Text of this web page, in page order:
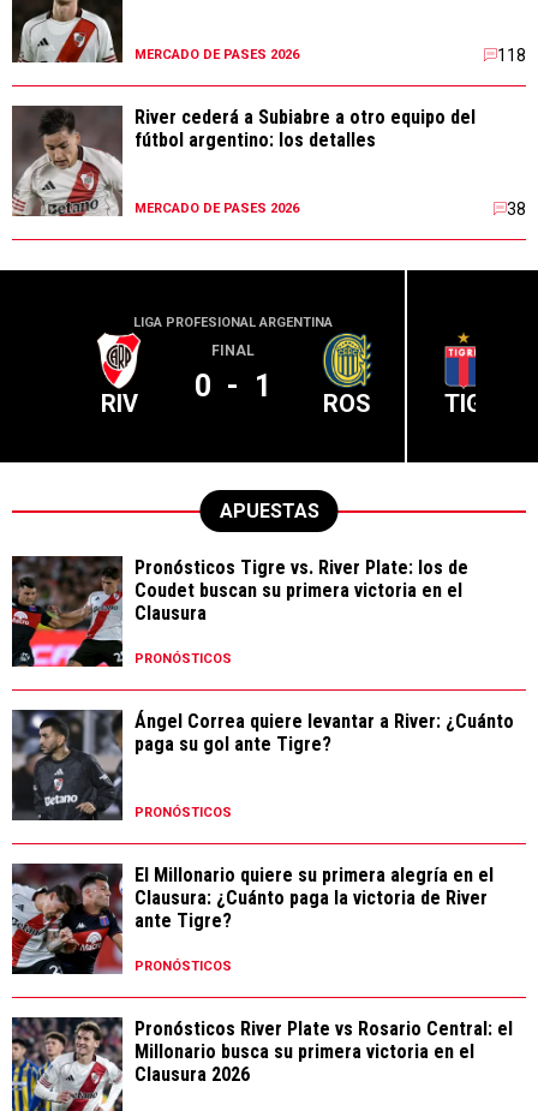
MERCADO DE PASES 2026 118
River cederá a Subiabre a otro equipo del
fútbol argentino: los detalles
MERCADO DE PASES 2026 38
LIGA PROFESIONAL ARGENTINA
RIV
FINAL
0 - 1 ROS TIG
APUESTAS
Pronósticos Tigre vs. River Plate: los de
Coudet buscan su primera victoria en el
Clausura
PRONÓSTICOS
Ángel Correa quiere levantar a River: ¿Cuánto
paga su gol ante Tigre?
PRONÓSTICOS
El Millonario quiere su primera alegría en el
Clausura: ¿Cuánto paga la victoria de River
ante Tigre?
PRONÓSTICOS
Pronósticos River Plate vs Rosario Central: el
Millonario busca su primera victoria en el
Clausura 2026